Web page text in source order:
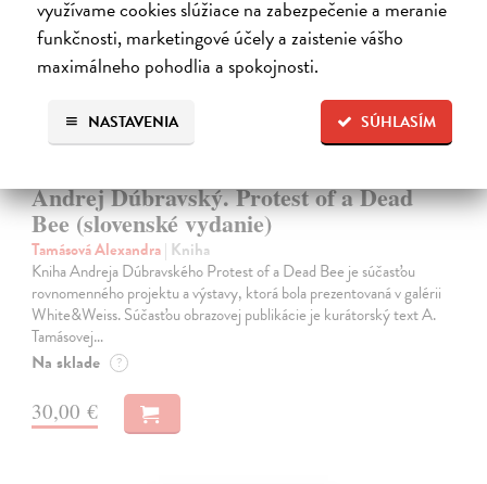
využívame cookies slúžiace na zabezpečenie a meranie
funkčnosti, marketingové účely a zaistenie vášho
maximálneho pohodlia a spokojnosti.
SÚHLASÍM
NASTAVENIA
Andrej Dúbravský. Protest of a Dead
Bee (slovenské vydanie)
Tamásová Alexandra| Kniha
Kniha Andreja Dúbravského Protest of a Dead Bee je súčasťou
rovnomenného projektu a výstavy, ktorá bola prezentovaná v galérii
White&Weiss. Súčasťou obrazovej publikácie je kurátorský text A.
Tamásovej…
Na sklade ?
30,00 €